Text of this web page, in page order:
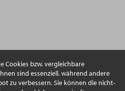
Cookies bzw. vergleichbare
sind essenziell, während andere
zu verbessern. Sie können die nicht-